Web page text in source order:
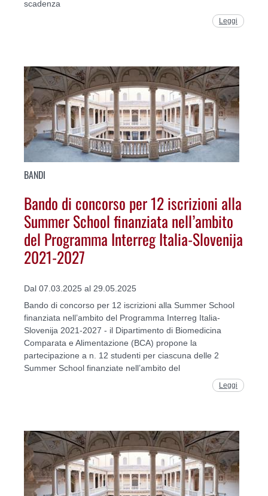
scadenza
Leggi
BANDI
Bando di concorso per 12 iscrizioni alla
Summer School finanziata nell’ambito
del Programma Interreg Italia-Slovenija
2021-2027
Dal 07.03.2025 al 29.05.2025
Bando di concorso per 12 iscrizioni alla Summer School
finanziata nell’ambito del Programma Interreg Italia-
Slovenija 2021-2027 - il Dipartimento di Biomedicina
Comparata e Alimentazione (BCA) propone la
partecipazione a n. 12 studenti per ciascuna delle 2
Summer School finanziate nell’ambito del
Leggi